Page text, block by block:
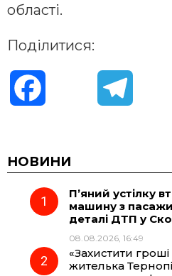
області.
Поділитися:
c
e
o
e
g
r
НОВИНИ
П’яний устілку
машину з
деталі ДТП у
08.08.2026, 16:49
«Захистити гроші
жителька